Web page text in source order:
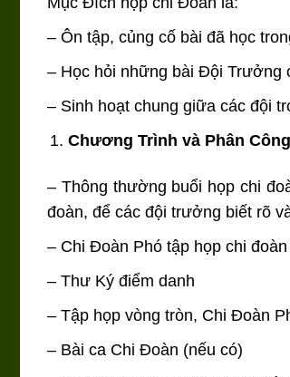
– Ôn tập, củng cố bài đã học
– Học hỏi những bài Đội Trưởng
– Sinh hoạt chung giữa các đội
Chương Trình và Phân Công
– Thông thường buổi họp chi
đoàn, để các đội trưởng biết rõ
– Chi Đoàn Phó tập họp chi
– Thư Ký điểm danh
– Tập họp vòng tròn, Chi Đoàn
– Bài ca Chi Đoàn (nếu có)